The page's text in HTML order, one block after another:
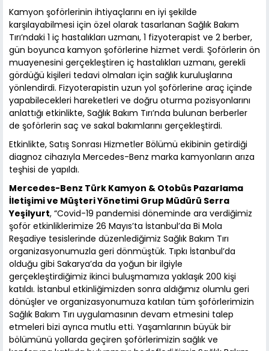
Kamyon şoförlerinin ihtiyaçlarını en iyi şekilde
karşılayabilmesi için özel olarak tasarlanan Sağlık Bakım
Tırı’ndaki 1 iç hastalıkları uzmanı, 1 fizyoterapist ve 2 berber,
gün boyunca kamyon şoförlerine hizmet verdi. Şoförlerin ön
muayenesini gerçekleştiren iç hastalıkları uzmanı, gerekli
gördüğü kişileri tedavi olmaları için sağlık kuruluşlarına
yönlendirdi. Fizyoterapistin uzun yol şoförlerine araç içinde
yapabilecekleri hareketleri ve doğru oturma pozisyonlarını
anlattığı etkinlikte, Sağlık Bakım Tırı’nda bulunan berberler
de şoförlerin saç ve sakal bakımlarını gerçekleştirdi.
Etkinlikte, Satış Sonrası Hizmetler Bölümü ekibinin getirdiği
diagnoz cihazıyla Mercedes-Benz marka kamyonların arıza
teşhisi de yapıldı.
Mercedes-Benz Türk Kamyon & Otobüs Pazarlama
İletişimi ve Müşteri Yönetimi Grup Müdürü Serra
Yeşilyurt, “Covid-19 pandemisi döneminde ara verdiğimiz
şoför etkinliklerimize 26 Mayıs’ta İstanbul’da Bi Mola
Reşadiye tesislerinde düzenlediğimiz Sağlık Bakım Tırı
organizasyonumuzla geri dönmüştük. Tıpkı İstanbul’da
olduğu gibi Sakarya’da da yoğun bir ilgiyle
gerçekleştirdiğimiz ikinci buluşmamıza yaklaşık 200 kişi
katıldı. İstanbul etkinliğimizden sonra aldığımız olumlu geri
dönüşler ve organizasyonumuza katılan tüm şoförlerimizin
Sağlık Bakım Tırı uygulamasının devam etmesini talep
etmeleri bizi ayrıca mutlu etti. Yaşamlarının büyük bir
bölümünü yollarda geçiren şoförlerimizin sağlık ve